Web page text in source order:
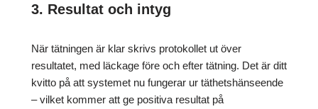
3. Resultat och intyg
När tätningen är klar skrivs protokollet ut över
resultatet, med läckage före och efter tätning. Det är ditt
kvitto på att systemet nu fungerar ur täthetshänseende
– vilket kommer att ge positiva resultat på